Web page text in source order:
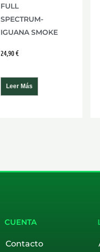
FULL
SPECTRUM-
IGUANA SMOKE
24,90€
Leer Más
CUENTA
Contacto